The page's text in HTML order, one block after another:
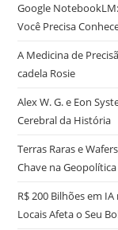
Google
Você Precisa
A Medicina de
cadela Rosie
Alex W. G. e Eon
Cerebral da História
Terras Raras e
Chave na
R$ 200 Bilhões em
Locais Afeta o Seu